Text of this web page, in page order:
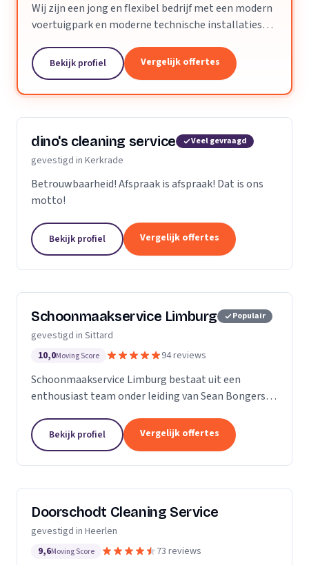
Wij zijn een jong en flexibel bedrijf met een modern
voertuigpark en moderne technische installaties
zowel voor Particulier als zakelijke klanten....
Bekijk profiel Vergelijk offertes
dino's cleaning service Veel gevraagd
gevestigd in Kerkrade
Betrouwbaarheid! Afspraak is afspraak! Dat is ons
motto!
Bekijk profiel Vergelijk offertes
Schoonmaakservice Limburg Populair
gevestigd in Sittard
10,0Moving Score 94 reviews
Schoonmaakservice Limburg bestaat uit een
enthousiast team onder leiding van Sean Bongers,
een aantal jaren in de schoonmaakbranche
werkzaam te...
Bekijk profiel Vergelijk offertes
Doorschodt Cleaning Service
gevestigd in Heerlen
9,6Moving Score 73 reviews